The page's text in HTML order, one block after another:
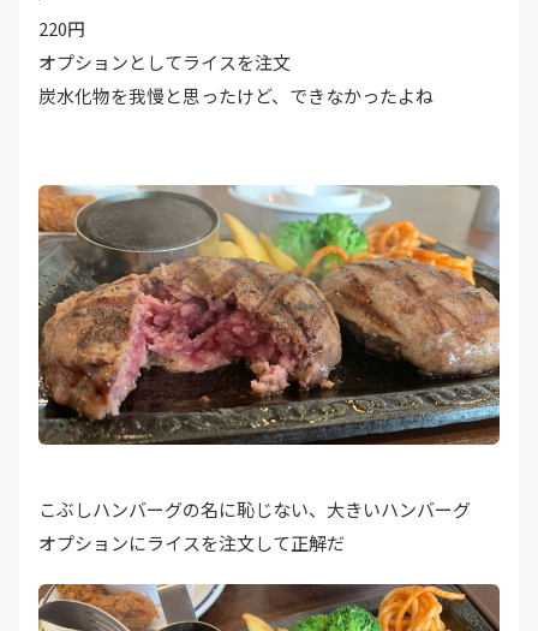
220円
オプションとしてライスを注文
炭水化物を我慢と思ったけど、できなかったよね
こぶしハンバーグの名に恥じない、大きいハンバーグ
オプションにライスを注文して正解だ